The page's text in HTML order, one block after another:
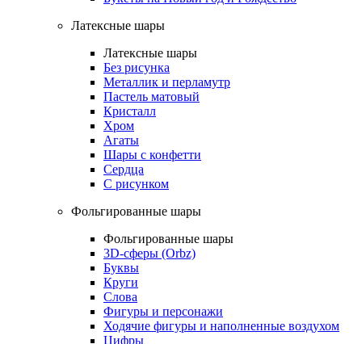
Латексные шары
Латексные шары
Без рисунка
Металлик и перламутр
Пастель матовый
Кристалл
Хром
Агаты
Шары с конфетти
Сердца
С рисунком
Фольгированные шары
Фольгированные шары
3D-сферы (Orbz)
Буквы
Круги
Слова
Фигуры и персонажи
Ходячие фигуры и наполненные воздухом
Цифры